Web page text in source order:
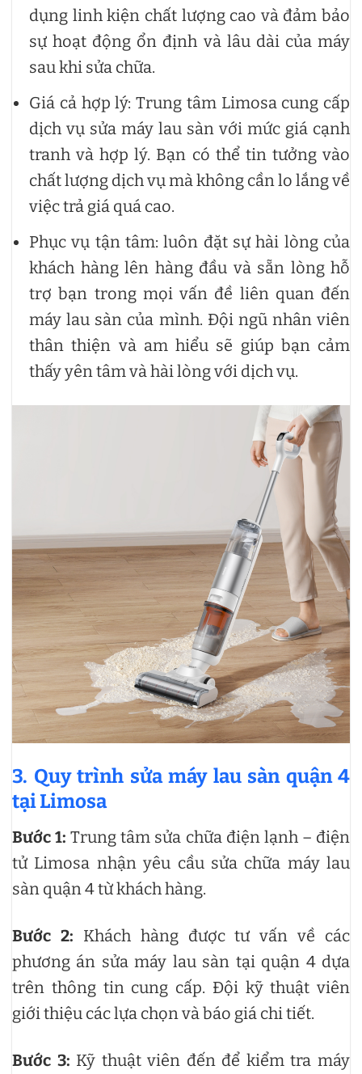
dụng linh kiện chất lượng cao và đảm bảo
sự hoạt động ổn định và lâu dài của máy
sau khi sửa chữa.
Giá cả hợp lý: Trung tâm Limosa cung cấp
dịch vụ sửa máy lau sàn với mức giá cạnh
tranh và hợp lý. Bạn có thể tin tưởng vào
chất lượng dịch vụ mà không cần lo lắng về
việc trả giá quá cao.
Phục vụ tận tâm: luôn đặt sự hài lòng của
khách hàng lên hàng đầu và sẵn lòng hỗ
trợ bạn trong mọi vấn đề liên quan đến
máy lau sàn của mình. Đội ngũ nhân viên
thân thiện và am hiểu sẽ giúp bạn cảm
thấy yên tâm và hài lòng với dịch vụ.
3. Quy trình sửa máy lau sàn quận 4
tại Limosa
Bước 1:Trung tâm sửa chữa điện lạnh – điện
tử Limosa nhận yêu cầu sửa chữa máy lau
sàn quận 4 từ khách hàng.
Bước 2: Khách hàng được tư vấn về các
phương án sửa máy lau sàn tại quận 4 dựa
trên thông tin cung cấp. Đội kỹ thuật viên
giới thiệu các lựa chọn và báo giá chi tiết.
Bước 3: Kỹ thuật viên đến để kiểm tra máy